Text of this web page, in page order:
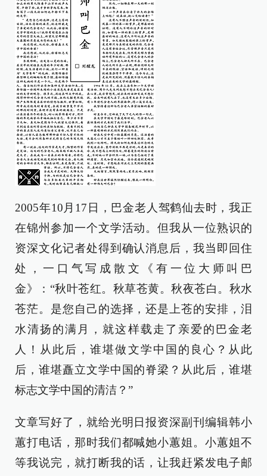
2005年10月17日，巴金老人驾鹤仙去时，我正
在锦州参加一个文学活动。但我从一位熟识的
资深文化记者处得到确认消息后，我当即回住
处，一口气写成散文《有一位大师叫巴
金》：“秋叶苍红。秋草苍黄。秋夜苍白。秋水
苍茫。是您自己的选择，还是上苍的安排，泪
水清扬的满月，就这样载走了亲爱的巴金老
人！从此后，谁堪做文学中国的良心？从此
后，谁堪矗立文学中国的脊梁？从此后，谁堪
标志文学中国的清洁？”
文章写好了，就给光明日报资深副刊编辑韩小
蕙打电话，那时我们都喊她小蕙姐。小蕙姐不
等我说完，就打断我的话，让我赶紧发电子邮